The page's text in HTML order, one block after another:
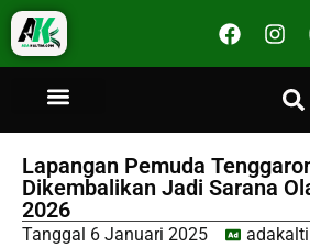
Lapangan Pemuda
Dikembalikan Jadi Sarana
2026
Tanggal 6 Januari 2025